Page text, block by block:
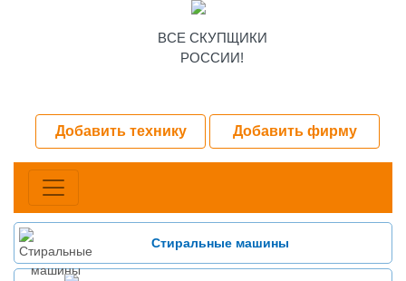
ВСЕ СКУПЩИКИ
РОССИИ!
Добавить технику Добавить фирму
Стиральные машины